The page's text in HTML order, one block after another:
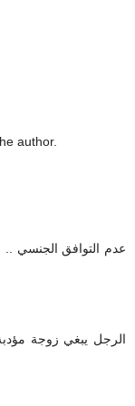
author.
عدم التوافق الجنسي
الرجل يبغي زوجة